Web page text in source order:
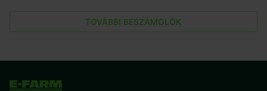
TOVÁBBI BESZÁMOLÓK